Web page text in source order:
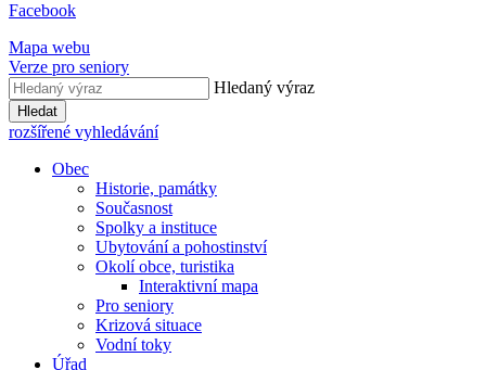
Facebook
Mapa webu
Verze pro seniory
Hledaný výraz
Hledat
rozšířené vyhledávání
Obec
Historie, památky
Současnost
Spolky a instituce
Ubytování a pohostinství
Okolí obce, turistika
Interaktivní mapa
Pro seniory
Krizová situace
Vodní toky
Úřad